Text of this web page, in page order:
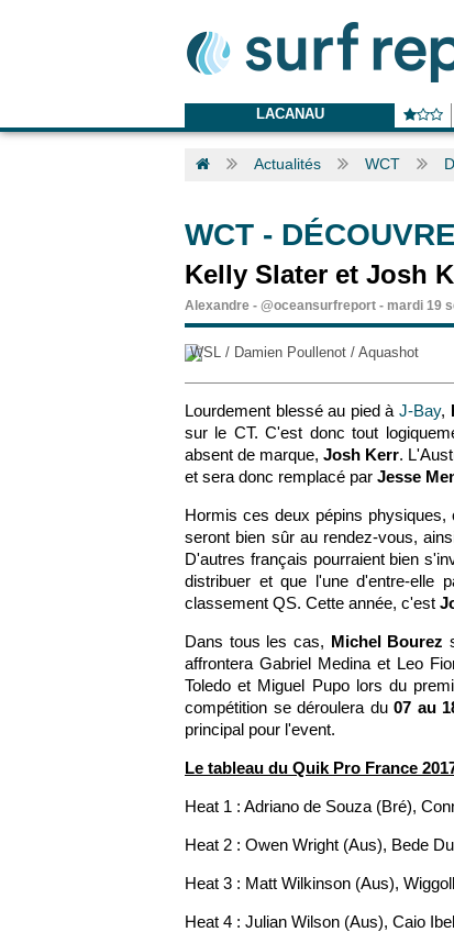
LACANAU
Actualités WCT
WCT -
Kelly Slater et Josh
Alexandre - @oceansurfreport - mardi 19
WSL / Damien Poullenot / Aquashot
Lourdement blessé au pied à J-Bay,
sur le CT. C'est donc tout
absent de marque,Josh Kerr.
et sera donc remplacé par Jesse
Hormis ces deux pépins
seront bien sûr au rendez-vous,
D'autres français pourraient bien
distribuer et que l'une d'entre-elle
classement QS. Cette année, c'est
Dans tous les cas, Michel Bourez
affrontera Gabriel Medina et Leo
Toledo et Miguel Pupo lors du
compétition se déroulera du07 au
principal pour l'event.
Le tableau du Quik Pro France
Heat 1 : Adriano de Souza (Bré),
Heat 2 : Owen Wright (Aus), Bede
Heat 3 : Matt Wilkinson (Aus),
Heat 4 : Julian Wilson (Aus), Caio